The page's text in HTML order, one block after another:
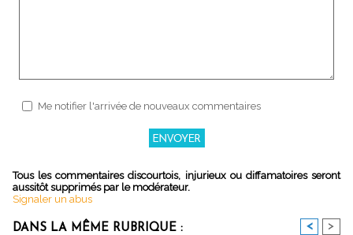
Me notifier l'arrivée de nouveaux commentaires
Tous les commentaires discourtois, injurieux ou diffamatoires seront
aussitôt supprimés par le modérateur.
Signaler un abus
DANS LA MÊME RUBRIQUE : < >